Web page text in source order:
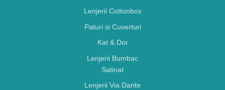
Lenjerii Cottonbox
Paturi si Cuverturi
Kat & Dor
Lenjerii Bumbac
Satinat
Lenjerii Via Dante